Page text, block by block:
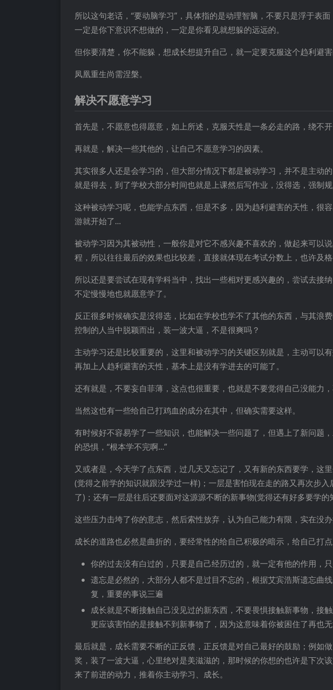
所以这句老话，“要动脑学习”，具体指的是动理智脑，不要只是浮于表
一定是你下意识不想做的，一定是你看见就想躲的远远的。
但你要清楚，你不能躲，想成长想提升自己，就一定要克服这个趋利避害
凤凰重生尚需涅槃。
解决不愿意学习
首先是，不愿意也得愿意，如上所述，克服天性是一条必走的路，绕不开
再就是，解决一些其他的，让自己不愿意学习的因素。
其实很多人还是会学习的，但大部分情况下都是被动学习，并不是主动
就是得去，到了学校大部分时间也就是上课然后写作业，没得选，强制规
这种被动学习呢，也能学点东西，但是不多，因为趋利避害的天性，很
游就开始了...
被动学习因为其被动性，一般你是对它不感兴趣不喜欢的，做起来可以
程，所以往往最后的效果也比较差，直接就体现在考试分数上，也许及格
所以还是要尝试在现有学科当中，找出一些相对更感兴趣的，尝试去接
不定慢慢地也就愿意学了。
反正很多时候确实是没得选，比如在学校也学不了其他的东西，与其浪
控制的人当中脱颖而出，装一波大逼，不是很爽吗？
主动学习还是比较重要的，这里和被动学习的关键区别就是，主动可以
再加上人趋利避害的天性，基本上是没有学进去的可能了。
还有就是，不要妄自菲薄，这点也很重要，也就是不要觉得自己没能力，
当然这也有一些给自己打鸡血的成分在其中，但确实需要这样。
有时候好不容易学了一些知识，也能解决一些问题了，但遇上了新问题
的恐惧，“根本学不完啊...”
又或者是，今天学了点东西，过几天又忘记了，又有新的东西要学，这
(觉得之前学的知识就跟没学过一样)；一层是害怕现在走的路又再次步
了)；还有一层是往后还要面对这源源不断的新事物(觉得还有好多要学的
这些压力击垮了你的意志，然后索性放弃，认为自己能力有限，实在没办
成长的道路也必然是曲折的，要经常性的给自己积极的暗示，给自己打点
你的过去没有白过的，只要是自己经历过的，就一定有他的作用，
遗忘是必然的，大部分人都不是过目不忘的，根据艾宾浩斯遗忘曲
复，重要的事说三遍
成长就是不断接触自己没见过的新东西，不要畏惧接触新事物，接
更应该害怕的是接触不到新事物了，因为这意味着你被困住了再也
最后就是，成长需要不断的正反馈，正反馈是对自己最好的鼓励；例如
奖，装了一波大逼，心里绝对是美滋滋的，那时候的你想的也许是下次
来了前进的动力，推着你主动学习、成长。